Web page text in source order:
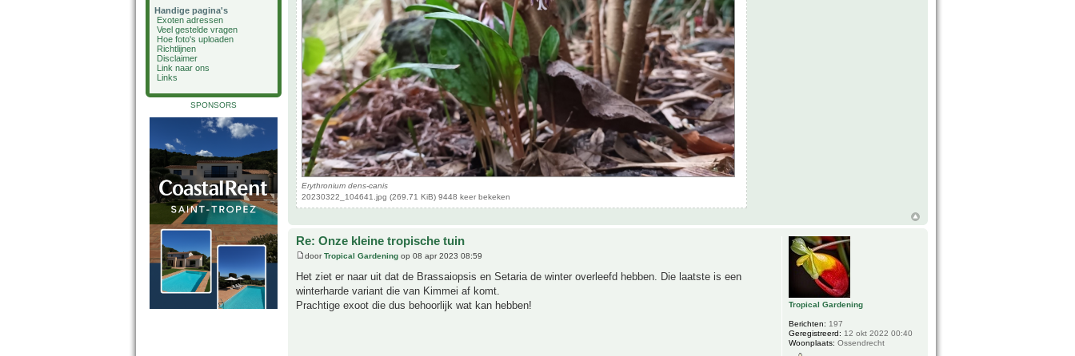
Handige pagina's
Exoten adressen
Veel gestelde vragen
Hoe foto's uploaden
Richtlijnen
Disclaimer
Link naar ons
Links
SPONSORS
Erythronium dens-canis
20230322_104641.jpg (269.71 KiB) 9448 keer bekeken
Re: Onze kleine tropische tuin
doorTropical Gardening op 08 apr 2023 08:59
Het ziet er naar uit dat de Brassaiopsis en Setaria de winter overleefd hebben. Die laatste is een
winterharde variant die van Kimmei af komt.
Prachtige exoot die dus behoorlijk wat kan hebben!
Tropical Gardening
Berichten: 197
Geregistreerd: 12 okt 2022 00:40
Woonplaats: Ossendrecht